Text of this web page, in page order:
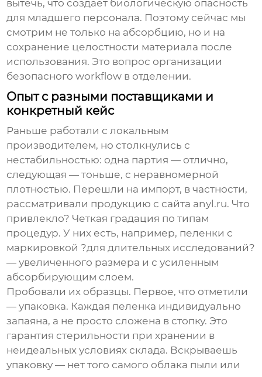
вытечь, что создает биологическую опасность
для младшего персонала. Поэтому сейчас мы
смотрим не только на абсорбцию, но и на
сохранение целостности материала после
использования. Это вопрос организации
безопасного workflow в отделении.
Опыт с разными поставщиками и
конкретный кейс
Раньше работали с локальным
производителем, но столкнулись с
нестабильностью: одна партия — отлично,
следующая — тоньше, с неравномерной
плотностью. Перешли на импорт, в частности,
рассматривали продукцию с сайта anyl.ru. Что
привлекло? Четкая градация по типам
процедур. У них есть, например, пеленки с
маркировкой ?для длительных исследований?
— увеличенного размера и с усиленным
абсорбирующим слоем.
Пробовали их образцы. Первое, что отметили
— упаковка. Каждая пеленка индивидуально
запаяна, а не просто сложена в стопку. Это
гарантия стерильности при хранении в
неидеальных условиях склада. Вскрываешь
упаковку — нет того самого облака пыли или